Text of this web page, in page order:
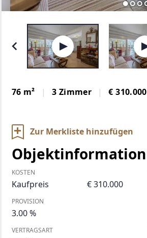
76 m² 3 Zimmer € 310.000
Zur Merkliste hinzufügen
Objektinformation
KOSTEN
Kaufpreis € 310.000
PROVISION
3.00 %
VERTRAGSART